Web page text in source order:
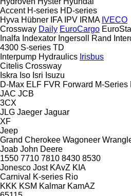
Accent H-series HD-series
Hyva Hübner IFA IPV IRMA IVECO
Crossway Daily EuroCargo
Inalfa Indexator Ingersoll Rand
4300 S-series TD
Interpump Hydraulics Irisbus
Citelis Crossway
Iskra Iso Isri Isuzu
D-Max ELF FVR Forward M-Series
JAC JCB
3CX
JLG Jaeger Jaguar
XF
Jeep
Grand Cherokee Wagoneer
Joab John Deere
1550 7710 7810 8430 8530
Jonesco Jost KAvZ KIA
Carnival
K-series Rio
KKK KSM Kalmar KamAZ